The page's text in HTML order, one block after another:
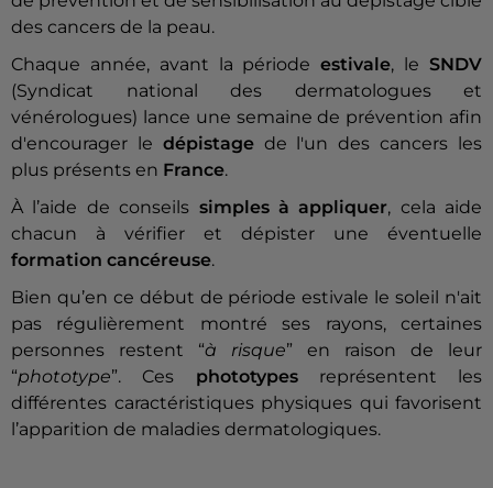
des cancers de la peau.
Chaque année, avant la périodeestivale, leSNDV
(Syndicat national des dermatologues et
vénérologues) lance une semaine de prévention afin
d'encourager le dépistage de l'un des cancers les
plus présents en France.
À l’aide de conseils simples à appliquer, cela aide
chacun à vérifier et dépister une éventuelle
formation cancéreuse.
Bien qu’en ce début de période estivale le soleil n'ait
pas régulièrement montré ses rayons, certaines
personnes restent “à risque” en raison de leur
“phototype”. Ces phototypes représentent les
différentes caractéristiques physiques qui favorisent
l’apparition de maladies dermatologiques.